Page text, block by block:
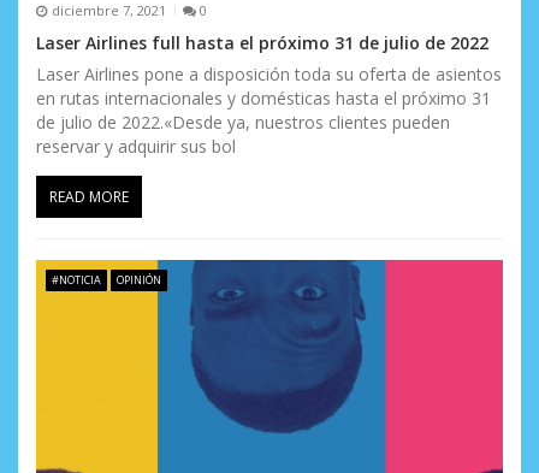
diciembre 7, 2021 0
Laser Airlines full hasta el próximo 31 de julio de 2022
Laser Airlines pone a disposición toda su oferta de asientos
en rutas internacionales y domésticas hasta el próximo 31
de julio de 2022.«Desde ya, nuestros clientes pueden
reservar y adquirir sus bol
READ MORE
#NOTICIA OPINIÓN